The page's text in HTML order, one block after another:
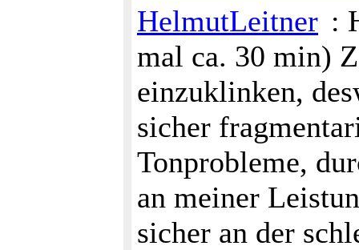
HelmutLeitner :
mal ca. 30 min)
einzuklinken,
sicher
Tonprobleme,
an meiner
sicher an der